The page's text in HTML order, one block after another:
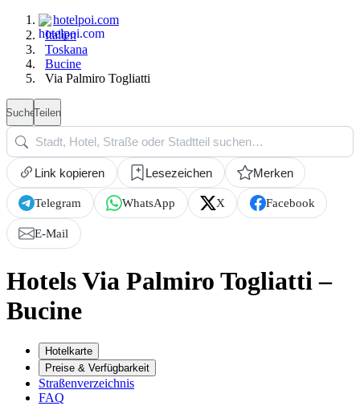
hotelpoi.com
Italien
Toskana
Bucine
Via Palmiro Togliatti
SucheTeilen
Link kopieren Lesezeichen Merken
Telegram WhatsApp X Facebook
E-Mail
Hotels Via Palmiro Togliatti –
Bucine
Hotelkarte
Preise & Verfügbarkeit
Straßenverzeichnis
FAQ